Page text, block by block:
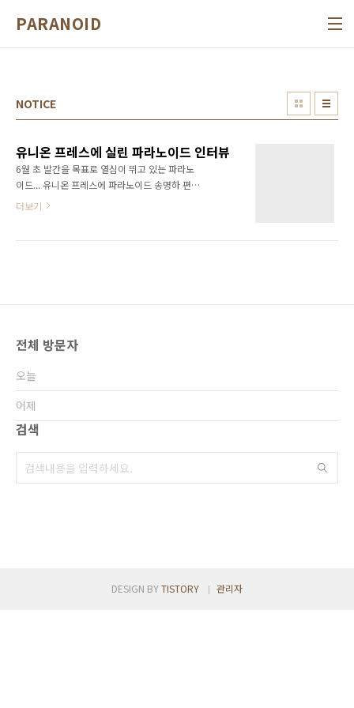
PARANOID
NOTICE
유니온 프레스에 실린 파라노이드 인터뷰
6월 초 발간을 목표로 열심이 뛰고 있는 파라노
이드... 유니온 프레스에 파라노이드 송명하 편집
장의 인터뷰가 실렸습니다. 수고하신 유니온 프
더보기
전체 방문자
오늘
어제
검색
DESIGN BYTISTORY 관리자